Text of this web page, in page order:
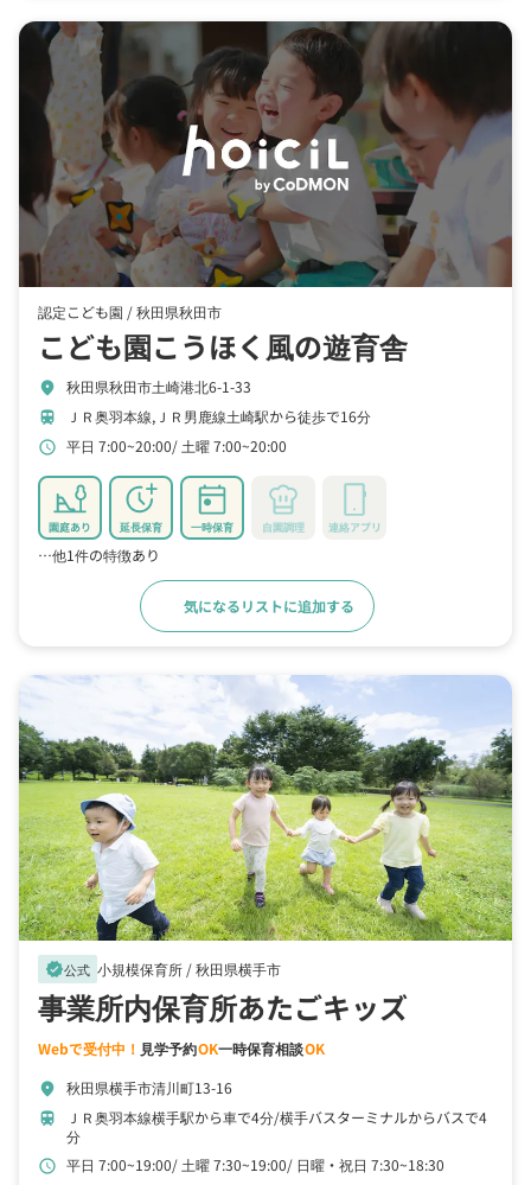
認定こども園 /秋田県秋田市
こども園こうほく風の遊育舎
location_on 秋田県秋田市土崎港北6-1-33
train ＪＲ奥羽本線,ＪＲ男鹿線土崎駅から徒歩で16分
schedule 平日 7:00~20:00 土曜 7:00~20:00
園庭あり 延長保育 一時保育 自園調理 連絡アプリ
…他1件の特徴あり
気になるリストに追加する
verified公式 小規模保育所 /秋田県横手市
事業所内保育所あたごキッズ
Webで受付中！ 見学予約OK一時保育相談OK
location_on 秋田県横手市清川町13-16
train ＪＲ奥羽本線横手駅から車で4分 横手バスターミナルからバスで4
分
schedule 平日 7:00~19:00 土曜 7:30~19:00 日曜・祝日 7:30~18:30